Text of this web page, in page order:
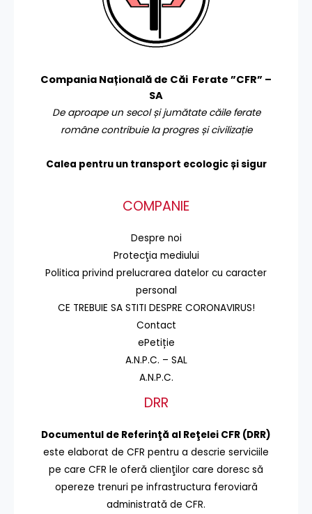
Compania Națională de Căi Ferate ”CFR” –
SA
De aproape un secol și jumătate căile ferate
române contribuie la progres și civilizație
Calea pentru un transport ecologic și sigur
COMPANIE
Despre noi
Protecţia mediului
Politica privind prelucrarea datelor cu caracter
personal
CE TREBUIE SA STITI DESPRE CORONAVIRUS!
Contact
ePetiție
A.N.P.C. – SAL
A.N.P.C.
DRR
Documentul de Referinţă al Reţelei CFR (DRR)
este elaborat de CFR pentru a descrie serviciile
pe care CFR le oferă clienţilor care doresc să
opereze trenuri pe infrastructura feroviară
administrată de CFR.